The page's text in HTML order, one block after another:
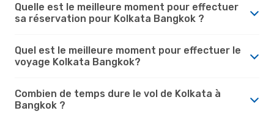
Quelle est le meilleure moment pour effectuer
sa réservation pour Kolkata Bangkok ?
Quel est le meilleure moment pour effectuer le
voyage Kolkata Bangkok?
Combien de temps dure le vol de Kolkata à
Bangkok ?